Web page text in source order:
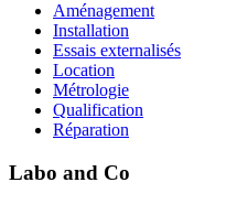
Aménagement
Installation
Essais externalisés
Location
Métrologie
Qualification
Réparation
Labo and Co